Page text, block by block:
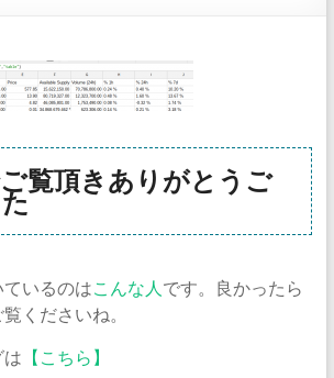
覧頂きありがとうご
いるのはこんな人 です。良かったら
くださいね。
【こちら】